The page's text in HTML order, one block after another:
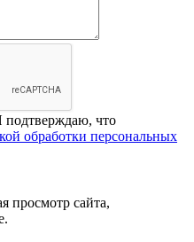
что
обработки персональных
просмотр сайта,